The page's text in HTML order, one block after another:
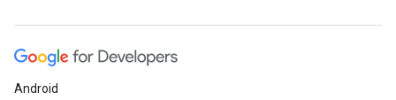
Android